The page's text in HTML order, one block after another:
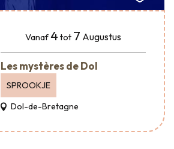
Vanaf4 tot 7 Augustus
Les mystères de Dol
SPROOKJE
Dol-de-Bretagne